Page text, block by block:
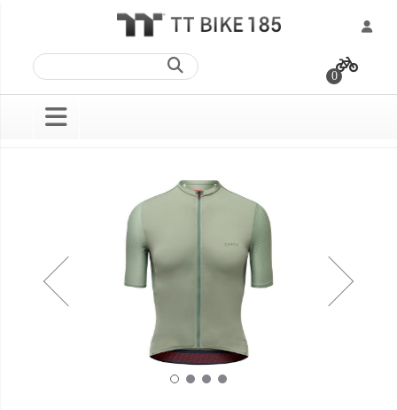
過
到
內
0
images
gallery
images
gallery